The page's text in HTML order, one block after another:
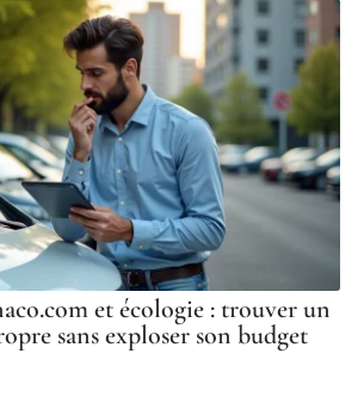
et écologie : trouver un
sans exploser son budget